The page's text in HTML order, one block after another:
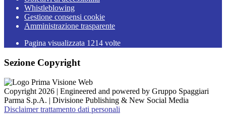
Whistleblowing
Gestione consensi cookie
Amministrazione trasparente
Pagina visualizzata 1214 volte
Sezione Copyright
Copyright 2026 | Engineered and powered by Gruppo Spaggiari
Parma S.p.A. | Divisione Publishing & New Social Media
Disclaimer trattamento dati personali